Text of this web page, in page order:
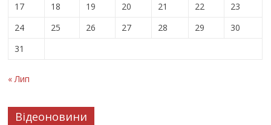
17
18 19 20 21 22
23
24
25 26 27 28 29
30
31
« Лип
Відеоновини